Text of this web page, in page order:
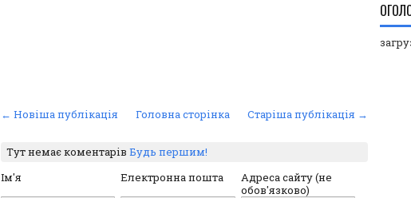
← Новіша публікація Старіша публікація →
Головна сторінка
Тут немає коментарів Будь першим!
Ім'я
Електронна пошта
Адреса сайту (не
обов'язково)